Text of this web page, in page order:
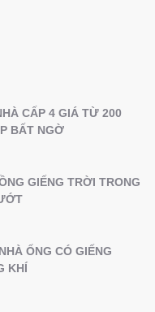
CẤP 4 GIÁ TỪ 200
BẤT NGỜ
GIẾNG TRỜI TRONG
ỐNG CÓ GIẾNG
KHÍ